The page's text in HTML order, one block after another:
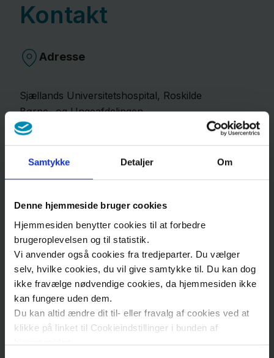
Samtykke Detaljer Om
Denne hjemmeside bruger cookies
Hjemmesiden benytter cookies til at forbedre
brugeroplevelsen og til statistik.
Vi anvender også cookies fra tredjeparter. Du vælger
selv, hvilke cookies, du vil give samtykke til. Du kan dog
ikke fravælge nødvendige cookies, da hjemmesiden ikke
kan fungere uden dem.
Du kan altid ændre dit til- eller fravalg af cookies ved at
klikke på linket til Cookieindstillinger i bunden af
hjemmesiden.
Kontakt
Adresse
Sjællands Universitetshospital, Roskilde
Børne- og Ungeafdelingen
Sygehusvej
4000 Roskilde
Se kort
Find vej til Sjællands Universitetshospital, Roskilde
Besøgstider
Vi har fri besøgstid - vis hensyn
Ring til os
Mandag-torsdag kl. 9.00-15.00.